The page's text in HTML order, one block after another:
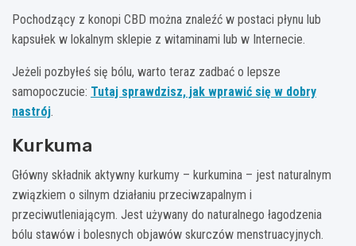
Pochodzący z konopi CBD można znaleźć w postaci płynu lub
kapsułek w lokalnym sklepie z witaminami lub w Internecie.
Jeżeli pozbyłeś się bólu, warto teraz zadbać o lepsze
samopoczucie: Tutaj sprawdzisz, jak wprawić się w dobry
nastrój.
Kurkuma
Główny składnik aktywny kurkumy – kurkumina – jest naturalnym
związkiem o silnym działaniu przeciwzapalnym i
przeciwutleniającym. Jest używany do naturalnego łagodzenia
bólu stawów i bolesnych objawów skurczów menstruacyjnych.